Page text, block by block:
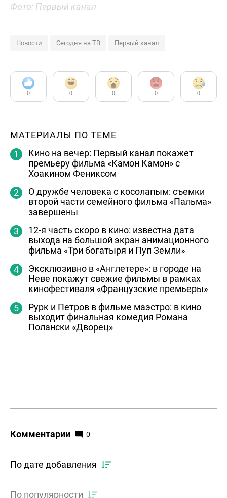
Фото: Первый канал
Новости Сегодня на ТВ Первый канал
0 0 0 0 0
МАТЕРИАЛЫ ПО ТЕМЕ
Кино на вечер: Первый канал покажет
премьеру фильма «Камон Камон» с
Хоакином Фениксом
О дружбе человека с косолапым: съемки
второй части семейного фильма «Пальма»
завершены
12-я часть скоро в кино: известна дата
выхода на большой экран анимационного
фильма «Три богатыря и Пуп Земли»
Эксклюзивно в «Англетере»: в городе на
Неве покажут свежие фильмы в рамках
кинофестиваля «Французские премьеры»
Рурк и Петров в фильме маэстро: в кино
выходит финальная комедия Романа
Полански «Дворец»
Комментарии 0
По дате добавления
По популярности